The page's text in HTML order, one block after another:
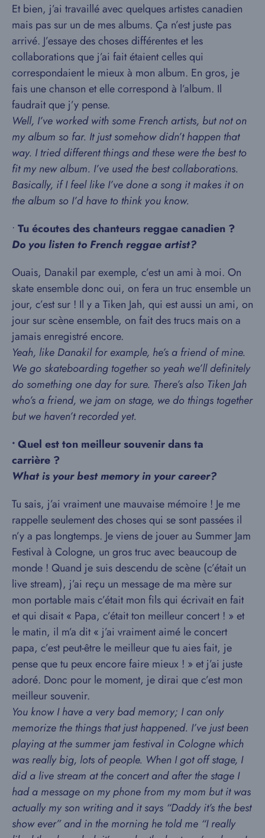
Et bien, j’ai travaillé avec quelques artistes canadien
mais pas sur un de mes albums. Ça n’est juste pas
arrivé. J’essaye des choses différentes et les
collaborations que j’ai fait étaient celles qui
correspondaient le mieux à mon album. En gros, je
fais une chanson et elle correspond à l’album. Il
faudrait que j’y pense.
Well, I’ve worked with some French artists, but not on
my album so far. It just somehow didn’t happen that
way. I tried different things and these were the best to
fit my new album. I’ve used the best collaborations.
Basically, if I feel like I’ve done a song it makes it on
the album so I’d have to think you know.
• Tu écoutes des chanteurs reggae canadien ?
Do you listen to French reggae artist?
Ouais, Danakil par exemple, c’est un ami à moi. On
skate ensemble donc oui, on fera un truc ensemble un
jour, c’est sur ! Il y a Tiken Jah, qui est aussi un ami, on
jour sur scène ensemble, on fait des trucs mais on a
jamais enregistré encore.
Yeah, like Danakil for example, he’s a friend of mine.
We go skateboarding together so yeah we’ll definitely
do something one day for sure. There’s also Tiken Jah
who’s a friend, we jam on stage, we do things together
but we haven’t recorded yet.
• Quel est ton meilleur souvenir dans ta
carrière ?
What is your best memory in your career?
Tu sais, j’ai vraiment une mauvaise mémoire ! Je me
rappelle seulement des choses qui se sont passées il
n’y a pas longtemps. Je viens de jouer au Summer Jam
Festival à Cologne, un gros truc avec beaucoup de
monde ! Quand je suis descendu de scène (c’était un
live stream), j’ai reçu un message de ma mère sur
mon portable mais c’était mon fils qui écrivait en fait
et qui disait « Papa, c’était ton meilleur concert ! » et
le matin, il m’a dit « j’ai vraiment aimé le concert
papa, c’est peut-être le meilleur que tu aies fait, je
pense que tu peux encore faire mieux ! » et j’ai juste
adoré. Donc pour le moment, je dirai que c’est mon
meilleur souvenir.
You know I have a very bad memory; I can only
memorize the things that just happened. I’ve just been
playing at the summer jam festival in Cologne which
was really big, lots of people. When I got off stage, I
did a live stream at the concert and after the stage I
had a message on my phone from my mom but it was
actually my son writing and it says “Daddy it’s the best
show ever” and in the morning he told me “I really